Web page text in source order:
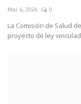
Mar 6, 2026 0
La Comisión de Salud
proyecto de ley